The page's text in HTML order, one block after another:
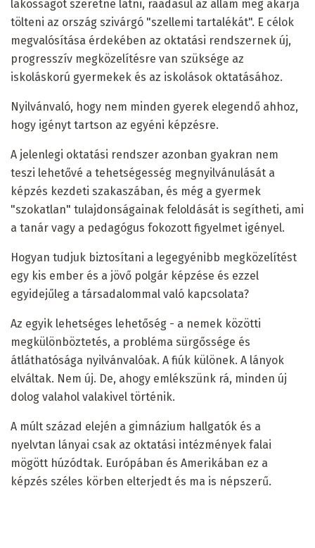
lakosságot szeretne látni, ráadásul az állam meg akarja
tölteni az ország szivárgó "szellemi tartalékát". E célok
megvalósítása érdekében az oktatási rendszernek új,
progresszív megközelítésre van szüksége az
iskoláskorú gyermekek és az iskolások oktatásához.
Nyilvánvaló, hogy nem minden gyerek elegendő ahhoz,
hogy igényt tartson az egyéni képzésre.
A jelenlegi oktatási rendszer azonban gyakran nem
teszi lehetővé a tehetségesség megnyilvánulását a
képzés kezdeti szakaszában, és még a gyermek
"szokatlan" tulajdonságainak feloldását is segítheti, ami
a tanár vagy a pedagógus fokozott figyelmet igényel.
Hogyan tudjuk biztosítani a legegyénibb megközelítést
egy kis ember és a jövő polgár képzése és ezzel
egyidejűleg a társadalommal való kapcsolata?
Az egyik lehetséges lehetőség - a nemek közötti
megkülönböztetés, a probléma sürgőssége és
átláthatósága nyilvánvalóak. A fiúk különek. A lányok
elváltak. Nem új. De, ahogy emlékszünk rá, minden új
dolog valahol valakivel történik.
A múlt század elején a gimnázium hallgatók és a
nyelvtan lányai csak az oktatási intézmények falai
mögött húzódtak. Európában és Amerikában ez a
képzés széles körben elterjedt és ma is népszerű.